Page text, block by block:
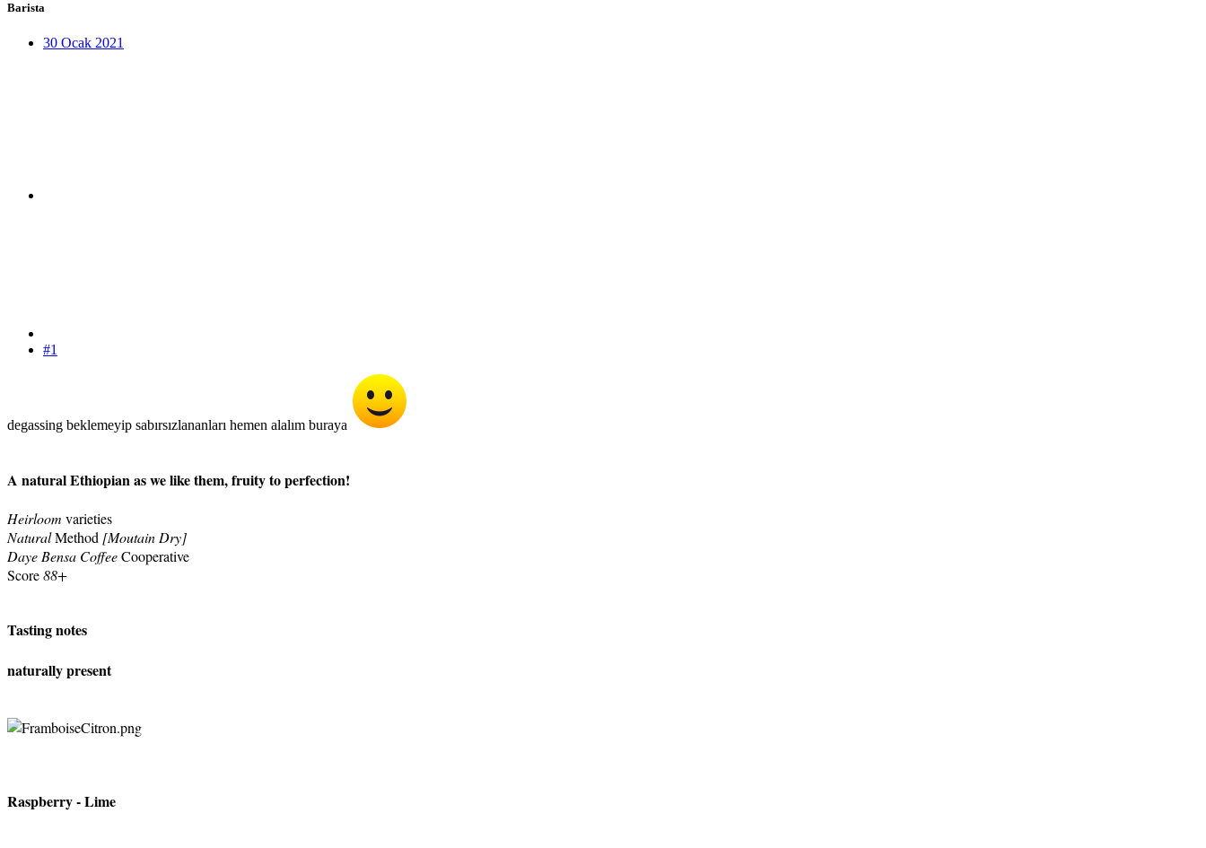
Barista
30 Ocak 2021
#1
degassing beklemeyip sabırsızlananları hemen alalım buraya
A natural Ethiopian as we like them, fruity to perfection!
Heirloom varieties
NaturalMethod [Moutain Dry]
Daye Bensa CoffeeCooperative
Score88+
Tasting notes
naturally present
Raspberry - Lime